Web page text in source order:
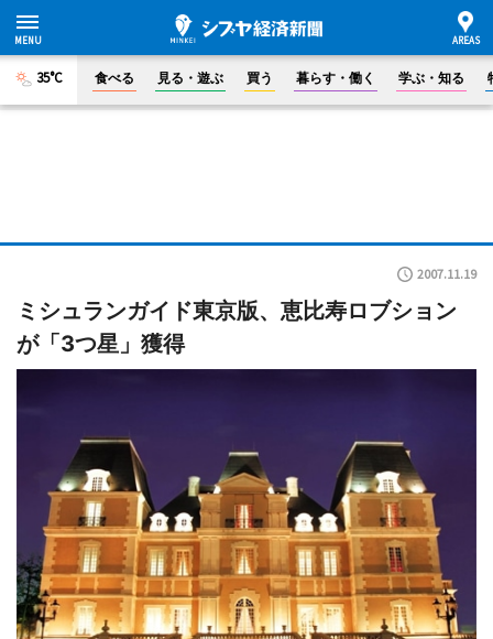
35°C 食べる 見る・遊ぶ 買う 暮らす・働く 学ぶ・知る
2007.11.19
ミシュランガイド東京版、恵比寿ロブション
が「3つ星」獲得